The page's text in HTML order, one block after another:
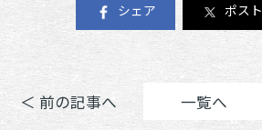
シェア ポスト
＜ 前の記事へ 一覧へ